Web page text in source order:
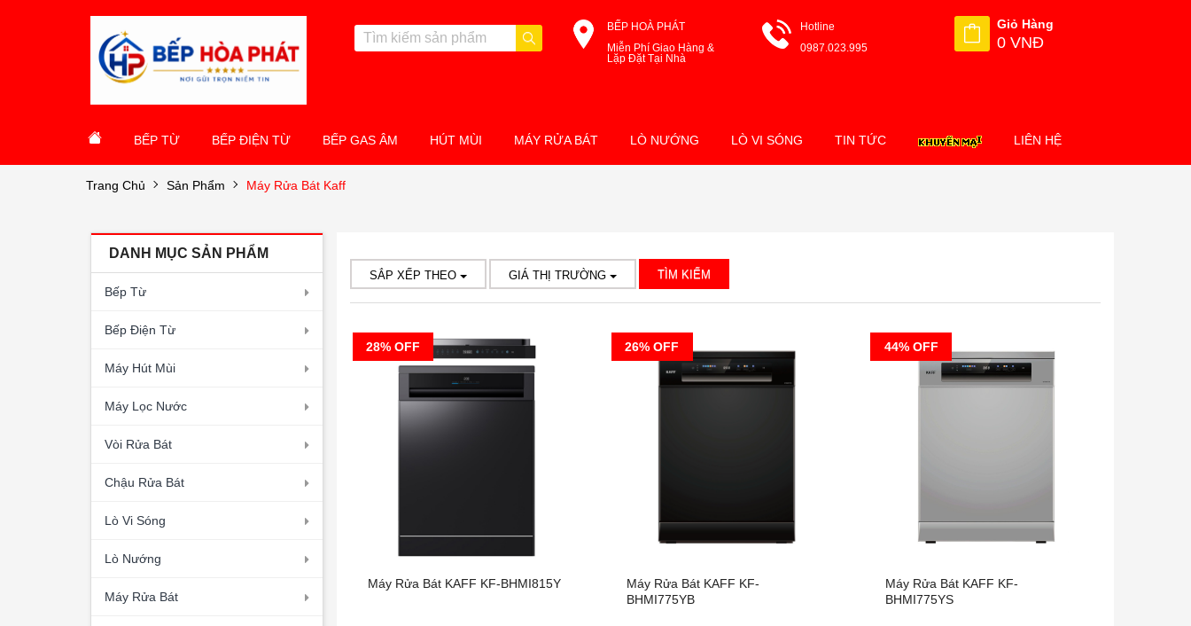
BẾP HOÀ PHÁT
Miễn Phí Giao Hàng &
Lặp Đặt Tại Nhà
Hotline
0987.023.995
Giỏ Hàng
0 VNĐ
BẾP TỪ BẾP ĐIỆN TỪ BẾP GAS ÂM HÚT MÙI MÁY RỬA BÁT LÒ NƯỚNG LÒ VI SÓNG TIN TỨC LIÊN HỆ
Trang Chủ Sản Phẩm Máy Rửa Bát Kaff
DANH MỤC SẢN PHẨM
Bếp Từ
Bếp Điện Từ
Máy Hút Mùi
Máy Lọc Nước
Vòi Rửa Bát
Chậu Rửa Bát
Lò Vi Sóng
Lò Nướng
Máy Rửa Bát
SẮP XẾP THEO GIÁ THỊ TRƯỜNG TÌM KIẾM
28% OFF
Máy Rửa Bát KAFF KF-BHMI815Y
26% OFF
Máy Rửa Bát KAFF KF-
BHMI775YB
44% OFF
Máy Rửa Bát KAFF KF-
BHMI775YS